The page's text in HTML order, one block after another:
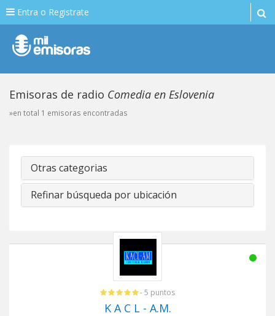
Entra o Registrate
Emisoras de radio Comedia en Eslovenia
»en total 1 emisoras encontradas
Otras categorias
Refinar búsqueda por ubicación
- 5 puntos
K A C L - A.M.